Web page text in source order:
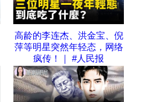
高龄的李连杰、洪金宝、倪
萍等明星突然年轻态，网络
疯传！｜ #人民报